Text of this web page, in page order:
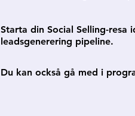
Starta din Social Selling-
leadsgenerering pipeline.
Du kan också gå med i